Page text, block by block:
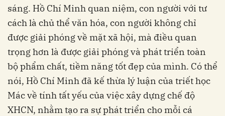
sáng. Hồ Chí Minh quan niệm, con người với tư
cách là chủ thể văn hóa, con người không chỉ
được giải phóng về mặt xã hội, mà điều quan
trọng hơn là được giải phóng và phát triển toàn
bộ phẩm chất, tiềm năng tốt đẹp của mình. Có thể
nói, Hồ Chí Minh đã kế thừa lý luận của triết học
Mác về tính tất yếu của việc xây dựng chế độ
XHCN, nhằm tạo ra sự phát triển cho mỗi cá